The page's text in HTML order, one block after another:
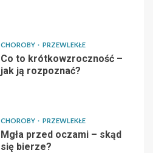
CHOROBY PRZEWLEKŁE
Co to krótkowzroczność –
jak ją rozpoznać?
CHOROBY PRZEWLEKŁE
Mgła przed oczami – skąd
się bierze?